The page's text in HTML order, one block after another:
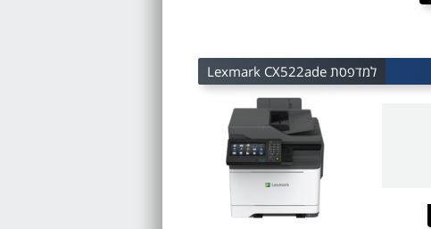
למדפסת Lexmark CX522ade